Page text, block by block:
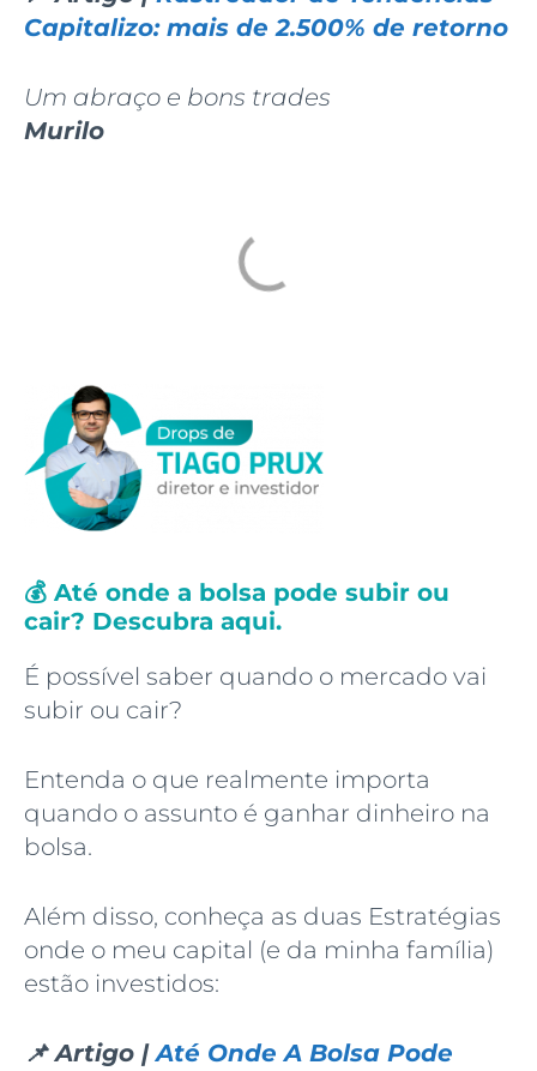
Capitalizo: mais de 2.500% de retorno
Um abraço e bons trades
Murilo
💰 Até onde a bolsa pode subir ou
cair? Descubra aqui.
É possível saber quando o mercado vai
subir ou cair?
Entenda o que realmente importa
quando o assunto é ganhar dinheiro na
bolsa.
Além disso, conheça as duas Estratégias
onde o meu capital (e da minha família)
estão investidos:
📌 Artigo |Até Onde A Bolsa Pode